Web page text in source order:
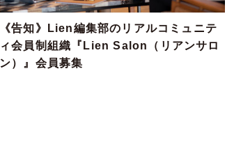
《告知》Lien編集部のリアルコミュニテ
ィ会員制組織『Lien Salon（リアンサロ
ン）』会員募集